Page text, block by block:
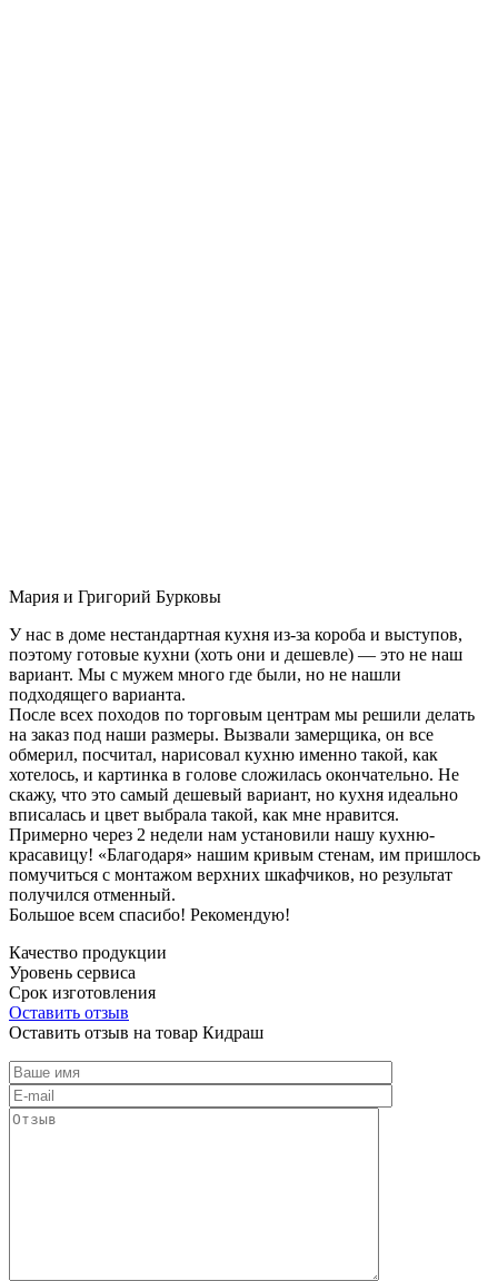
Мария и Григорий Бурковы
У нас в доме нестандартная кухня из-за короба и выступов,
поэтому готовые кухни (хоть они и дешевле) — это не наш
вариант. Мы с мужем много где были, но не нашли
подходящего варианта.
После всех походов по торговым центрам мы решили делать
на заказ под наши размеры. Вызвали замерщика, он все
обмерил, посчитал, нарисовал кухню именно такой, как
хотелось, и картинка в голове сложилась окончательно. Не
скажу, что это самый дешевый вариант, но кухня идеально
вписалась и цвет выбрала такой, как мне нравится.
Примерно через 2 недели нам установили нашу кухню-
красавицу! «Благодаря» нашим кривым стенам, им пришлось
помучиться с монтажом верхних шкафчиков, но результат
получился отменный.
Большое всем спасибо! Рекомендую!
Качество продукции
Уровень сервиса
Срок изготовления
Оставить отзыв
Оставить отзыв на товар Кидраш